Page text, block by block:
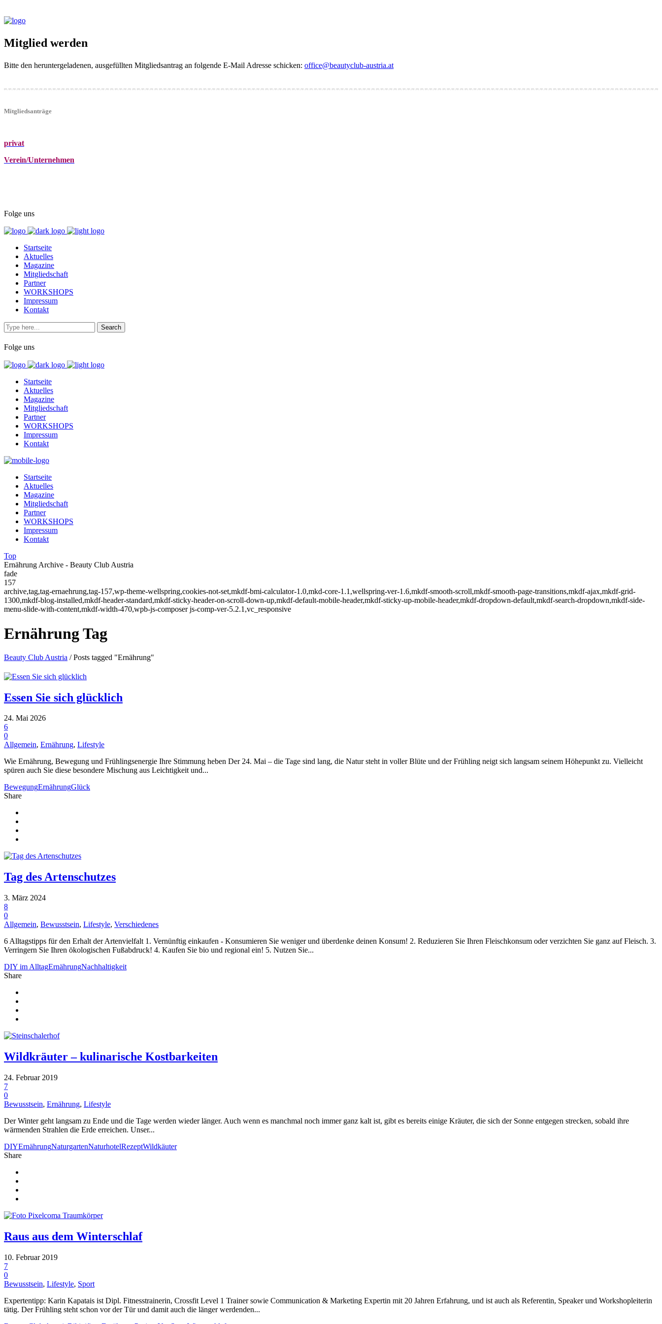
Mitglied werden
Bitte den heruntergeladenen, ausgefüllten Mitgliedsantrag an folgende E-Mail Adresse schicken: office@beautyclub-austria.at
Mitgliedsanträge
privat
Verein/Unternehmen
Folge uns
Startseite
Aktuelles
Magazine
Mitgliedschaft
Partner
WORKSHOPS
Impressum
Kontakt
Folge uns
Startseite
Aktuelles
Magazine
Mitgliedschaft
Partner
WORKSHOPS
Impressum
Kontakt
Startseite
Aktuelles
Magazine
Mitgliedschaft
Partner
WORKSHOPS
Impressum
Kontakt
Top
Ernährung Archive - Beauty Club Austria
fade
157
archive,tag,tag-ernaehrung,tag-157,wp-theme-wellspring,cookies-not-set,mkdf-bmi-calculator-1.0,mkd-core-1.1,wellspring-ver-1.6,mkdf-smooth-scroll,mkdf-smooth-page-transitions,mkdf-ajax,mkdf-grid-
1300,mkdf-blog-installed,mkdf-header-standard,mkdf-sticky-header-on-scroll-down-up,mkdf-default-mobile-header,mkdf-sticky-up-mobile-header,mkdf-dropdown-default,mkdf-search-dropdown,mkdf-side-
menu-slide-with-content,mkdf-width-470,wpb-js-composer js-comp-ver-5.2.1,vc_responsive
Ernährung Tag
Beauty Club Austria /Posts tagged "Ernährung"
Essen Sie sich glücklich
24. Mai 2026
6
0
Allgemein, Ernährung, Lifestyle
Wie Ernährung, Bewegung und Frühlingsenergie Ihre Stimmung heben Der 24. Mai – die Tage sind lang, die Natur steht in voller Blüte und der Frühling neigt sich langsam seinem Höhepunkt zu. Vielleicht
spüren auch Sie diese besondere Mischung aus Leichtigkeit und...
BewegungErnährungGlück
Share
Tag des Artenschutzes
3. März 2024
8
0
Allgemein, Bewusstsein, Lifestyle, Verschiedenes
6 Alltagstipps für den Erhalt der Artenvielfalt 1. Vernünftig einkaufen - Konsumieren Sie weniger und überdenke deinen Konsum! 2. Reduzieren Sie Ihren Fleischkonsum oder verzichten Sie ganz auf Fleisch. 3.
Verringern Sie Ihren ökologischen Fußabdruck! 4. Kaufen Sie bio und regional ein! 5. Nutzen Sie...
DIY im AlltagErnährungNachhaltigkeit
Share
Wildkräuter – kulinarische Kostbarkeiten
24. Februar 2019
7
0
Bewusstsein, Ernährung, Lifestyle
Der Winter geht langsam zu Ende und die Tage werden wieder länger. Auch wenn es manchmal noch immer ganz kalt ist, gibt es bereits einige Kräuter, die sich der Sonne entgegen strecken, sobald ihre
wärmenden Strahlen die Erde erreichen. Unser...
DIYErnährungNaturgartenNaturhotelRezeptWildkäuter
Share
Raus aus dem Winterschlaf
10. Februar 2019
7
0
Bewusstsein, Lifestyle, Sport
Expertentipp: Karin Kapatais ist Dipl. Fitnesstrainerin, Crossfit Level 1 Trainer sowie Communication & Marketing Expertin mit 20 Jahren Erfahrung, und ist auch als Referentin, Speaker und Workshopleiterin
tätig. Der Frühling steht schon vor der Tür und damit auch die länger werdenden...